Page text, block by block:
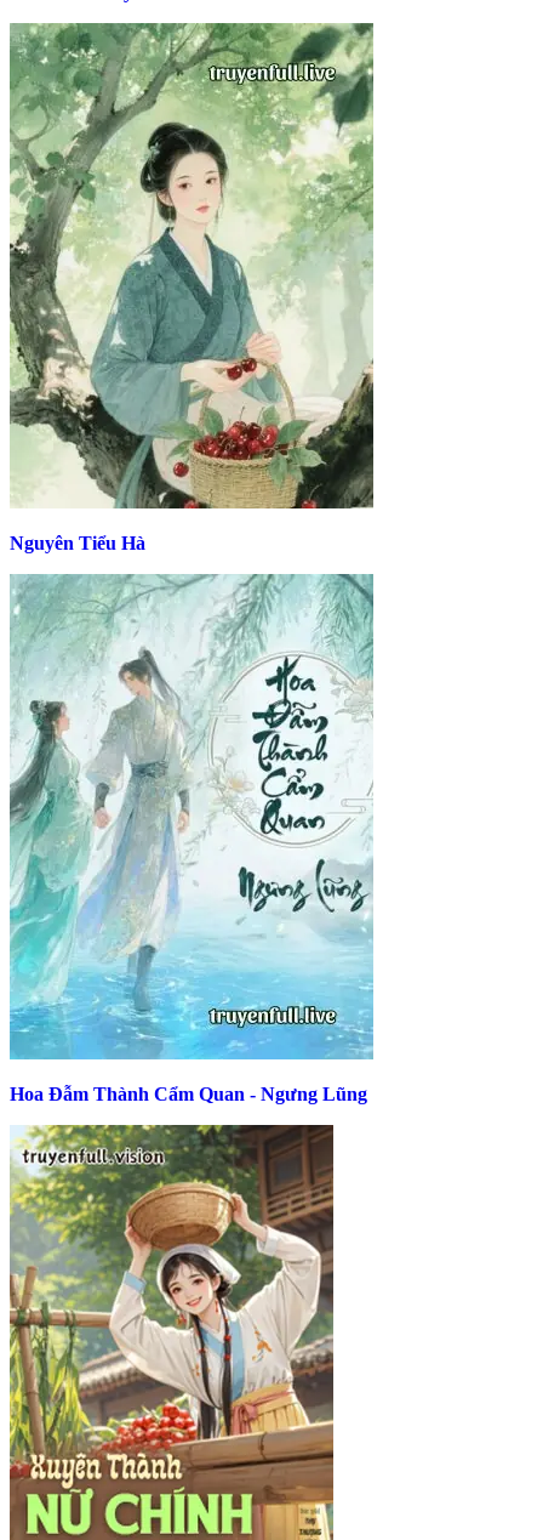
Nguyên Tiểu Hà
Hoa Đẫm Thành Cẩm Quan - Ngưng Lũng